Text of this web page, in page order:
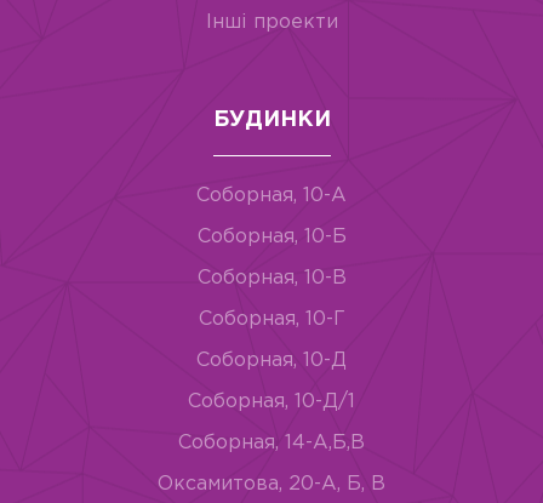
Інші проекти
БУДИНКИ
Соборная, 10-А
Соборная, 10-Б
Соборная, 10-В
Соборная, 10-Г
Соборная, 10-Д
Соборная, 10-Д/1
Соборная, 14-А,Б,В
Оксамитова, 20-А, Б, В